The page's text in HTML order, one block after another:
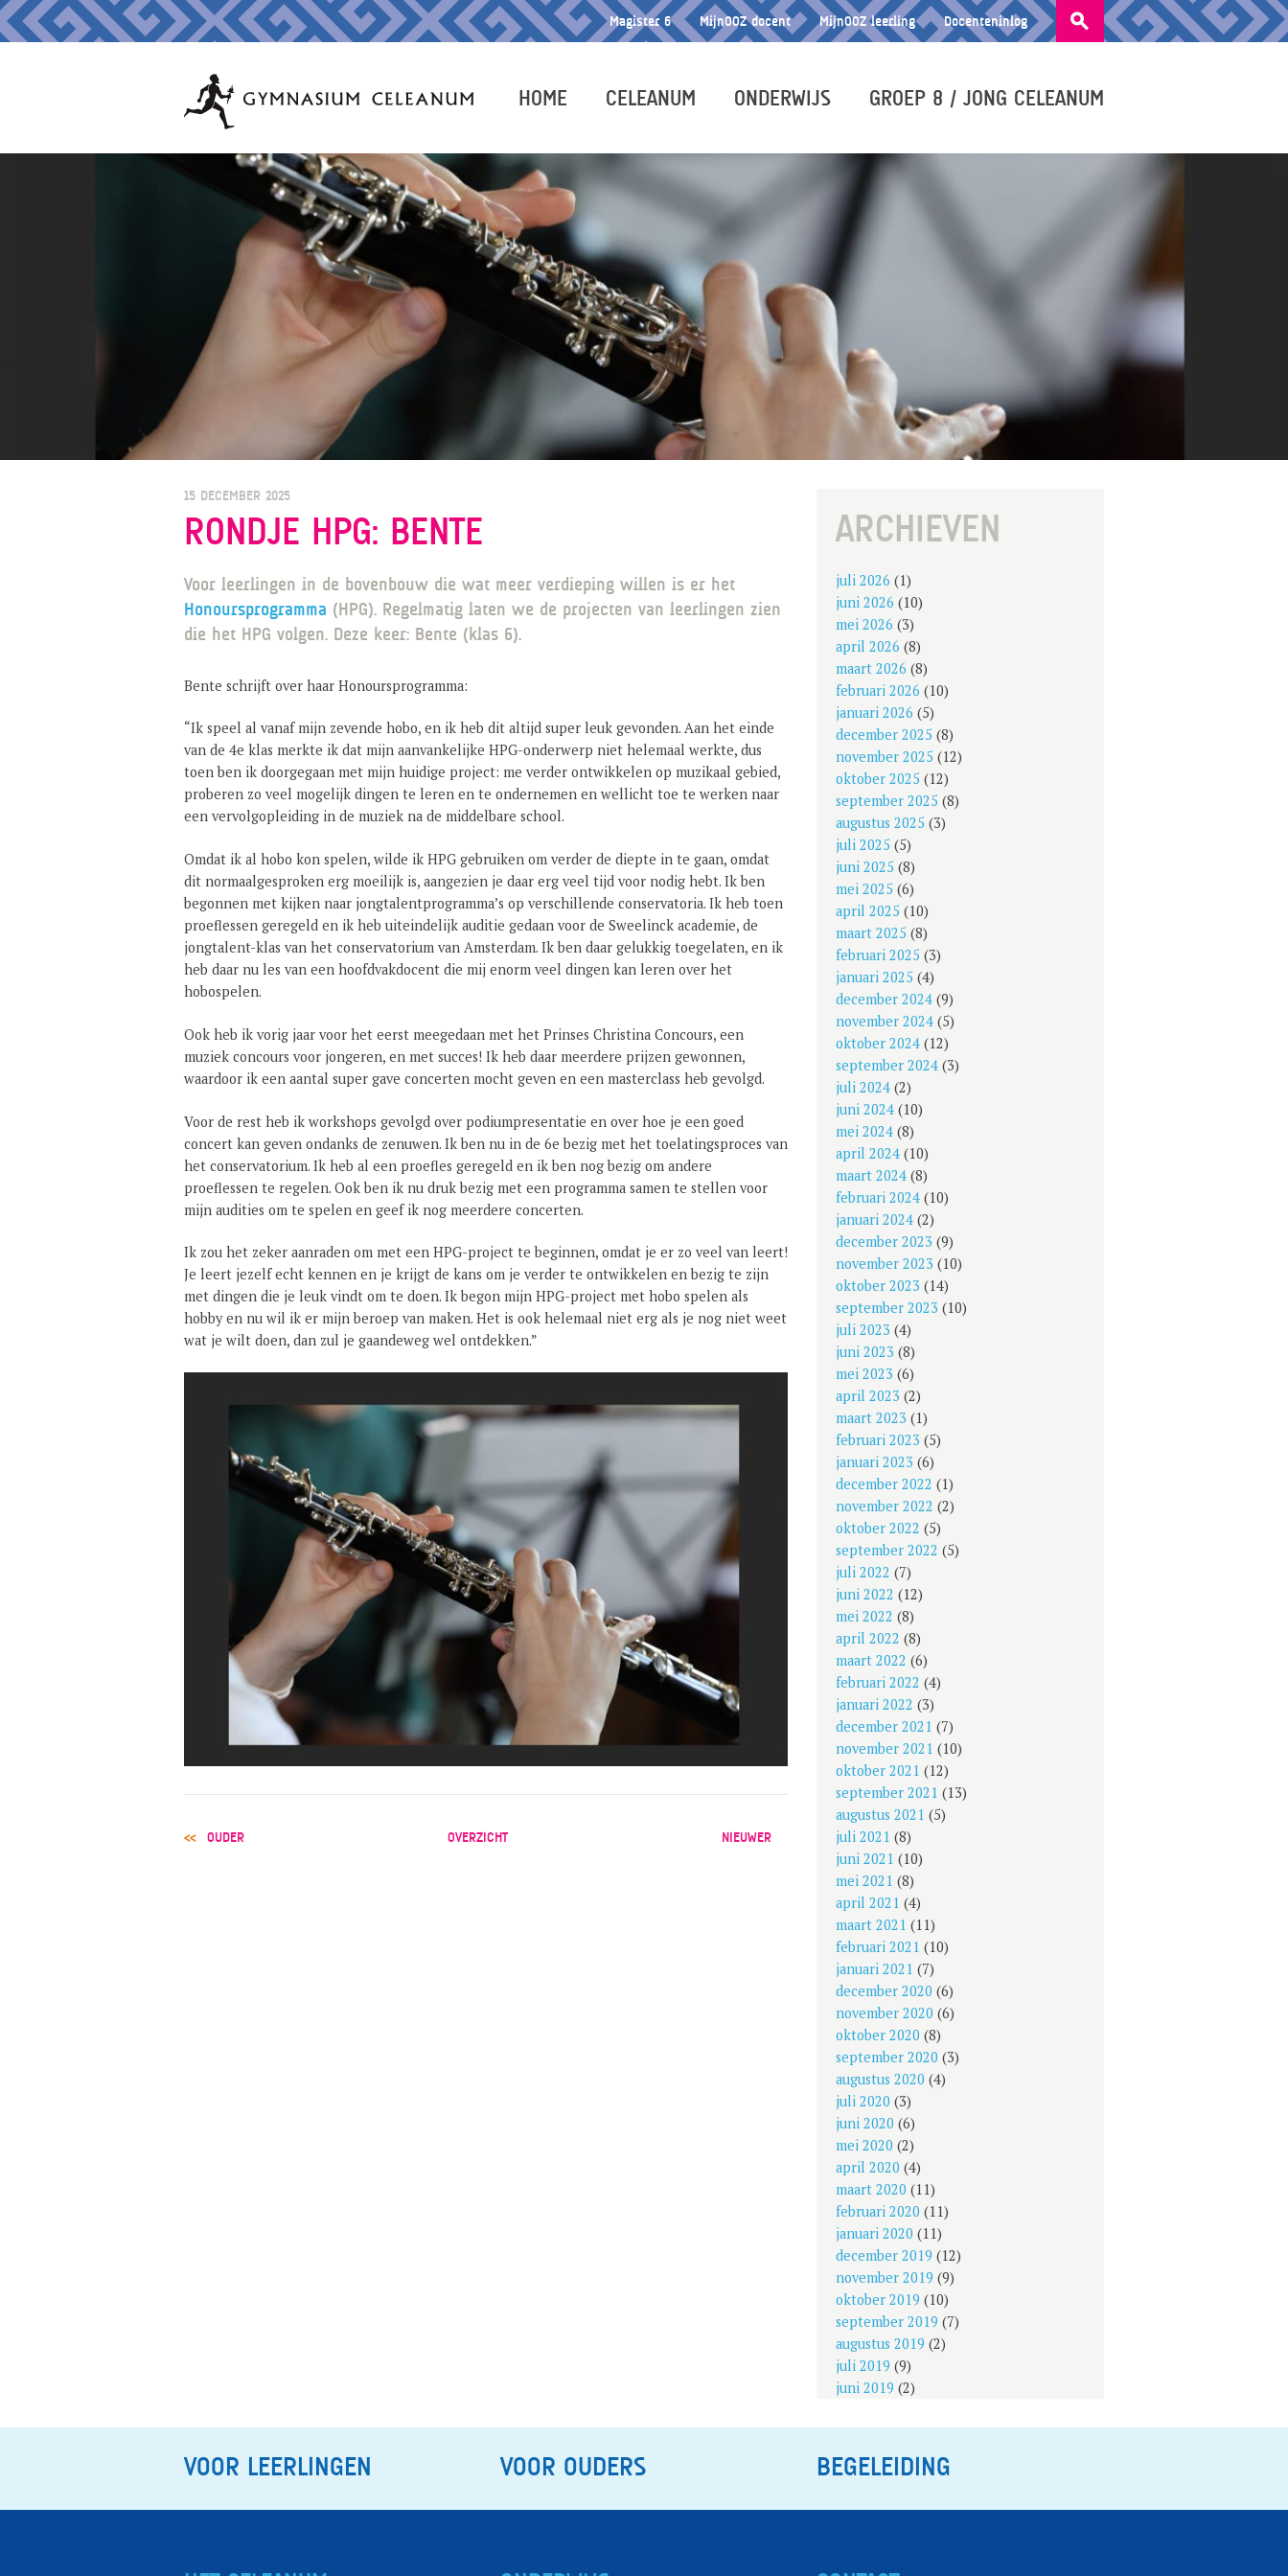
Zoeken
naar:
Magister 6 MijnOOZ docent MijnOOZ leerling Docenteninlog
HOME CELEANUM ONDERWIJS GROEP 8 / JONG CELEANUM
15 DECEMBER 2025
RONDJE HPG: BENTE
Voor leerlingen in de bovenbouw die wat meer verdieping willen is er het
Honoursprogramma (HPG). Regelmatig laten we de projecten van leerlingen zien
die het HPG volgen. Deze keer: Bente (klas 6).
Bente schrijft over haar Honoursprogramma:
“Ik speel al vanaf mijn zevende hobo, en ik heb dit altijd super leuk gevonden. Aan het einde
van de 4e klas merkte ik dat mijn aanvankelijke HPG-onderwerp niet helemaal werkte, dus
toen ben ik doorgegaan met mijn huidige project: me verder ontwikkelen op muzikaal gebied,
proberen zo veel mogelijk dingen te leren en te ondernemen en wellicht toe te werken naar
een vervolgopleiding in de muziek na de middelbare school.
Omdat ik al hobo kon spelen, wilde ik HPG gebruiken om verder de diepte in te gaan, omdat
dit normaalgesproken erg moeilijk is, aangezien je daar erg veel tijd voor nodig hebt. Ik ben
begonnen met kijken naar jongtalentprogramma’s op verschillende conservatoria. Ik heb toen
proeflessen geregeld en ik heb uiteindelijk auditie gedaan voor de Sweelinck academie, de
jongtalent-klas van het conservatorium van Amsterdam. Ik ben daar gelukkig toegelaten, en ik
heb daar nu les van een hoofdvakdocent die mij enorm veel dingen kan leren over het
hobospelen.
Ook heb ik vorig jaar voor het eerst meegedaan met het Prinses Christina Concours, een
muziek concours voor jongeren, en met succes! Ik heb daar meerdere prijzen gewonnen,
waardoor ik een aantal super gave concerten mocht geven en een masterclass heb gevolgd.
Voor de rest heb ik workshops gevolgd over podiumpresentatie en over hoe je een goed
concert kan geven ondanks de zenuwen. Ik ben nu in de 6e bezig met het toelatingsproces van
het conservatorium. Ik heb al een proefles geregeld en ik ben nog bezig om andere
proeflessen te regelen. Ook ben ik nu druk bezig met een programma samen te stellen voor
mijn audities om te spelen en geef ik nog meerdere concerten.
Ik zou het zeker aanraden om met een HPG-project te beginnen, omdat je er zo veel van leert!
Je leert jezelf echt kennen en je krijgt de kans om je verder te ontwikkelen en bezig te zijn
met dingen die je leuk vindt om te doen. Ik begon mijn HPG-project met hobo spelen als
hobby en nu wil ik er mijn beroep van maken. Het is ook helemaal niet erg als je nog niet weet
wat je wilt doen, dan zul je gaandeweg wel ontdekken.”
POST
OUDER OVERZICHT NIEUWER
ARCHIEVEN
juli 2026 (1)
juni 2026 (10)
mei 2026 (3)
april 2026 (8)
maart 2026 (8)
februari 2026 (10)
januari 2026 (5)
december 2025 (8)
november 2025 (12)
oktober 2025 (12)
september 2025 (8)
augustus 2025 (3)
juli 2025 (5)
juni 2025 (8)
mei 2025 (6)
april 2025 (10)
maart 2025 (8)
februari 2025 (3)
januari 2025 (4)
december 2024 (9)
november 2024 (5)
oktober 2024 (12)
september 2024 (3)
juli 2024 (2)
juni 2024 (10)
mei 2024 (8)
april 2024 (10)
maart 2024 (8)
februari 2024 (10)
januari 2024 (2)
december 2023 (9)
november 2023 (10)
oktober 2023 (14)
september 2023 (10)
juli 2023 (4)
juni 2023 (8)
mei 2023 (6)
april 2023 (2)
maart 2023 (1)
februari 2023 (5)
januari 2023 (6)
december 2022 (1)
november 2022 (2)
oktober 2022 (5)
september 2022 (5)
juli 2022 (7)
juni 2022 (12)
mei 2022 (8)
april 2022 (8)
maart 2022 (6)
februari 2022 (4)
januari 2022 (3)
december 2021 (7)
november 2021 (10)
oktober 2021 (12)
september 2021 (13)
augustus 2021 (5)
juli 2021 (8)
juni 2021 (10)
mei 2021 (8)
april 2021 (4)
maart 2021 (11)
februari 2021 (10)
januari 2021 (7)
december 2020 (6)
november 2020 (6)
oktober 2020 (8)
september 2020 (3)
augustus 2020 (4)
juli 2020 (3)
juni 2020 (6)
mei 2020 (2)
april 2020 (4)
maart 2020 (11)
februari 2020 (11)
januari 2020 (11)
december 2019 (12)
november 2019 (9)
oktober 2019 (10)
september 2019 (7)
augustus 2019 (2)
juli 2019 (9)
juni 2019 (2)
VOOR LEERLINGEN VOOR OUDERS BEGELEIDING